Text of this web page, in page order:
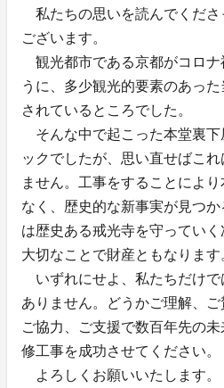
私たちの思いを読んでくださ
ございます。
観光都市である京都がコロナ
うに、多少観光的要素のあっ
されているところでした。
そんな中で起こった本堂裏下
ックでしたが、思い直せばこ
ません。工事をすることによ
なく、歴史的な新事実が見つ
は歴史ある戒光寺を守ってい
大切なことで財産ともなります
いずれにせよ、私たちだけで
ありません。どうかご理解、
ご協力、ご支援で数百年先の
修工事を成功させてください。
よろしくお願いいたします。